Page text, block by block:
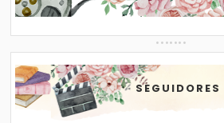
SEGUIDORES